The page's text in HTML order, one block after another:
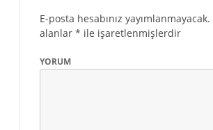
E-posta hesabınız yayımlanmayacak.
alanlar * ile işaretlenmişlerdir
YORUM